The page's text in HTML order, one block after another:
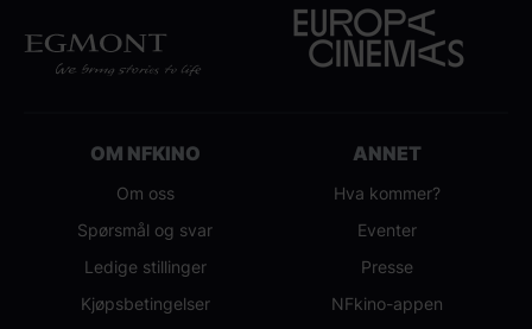
OM NFKINO
Om oss
Spørsmål og svar
Ledige stillinger
Kjøpsbetingelser
ANNET
Hva kommer?
Eventer
Presse
NFkino-appen